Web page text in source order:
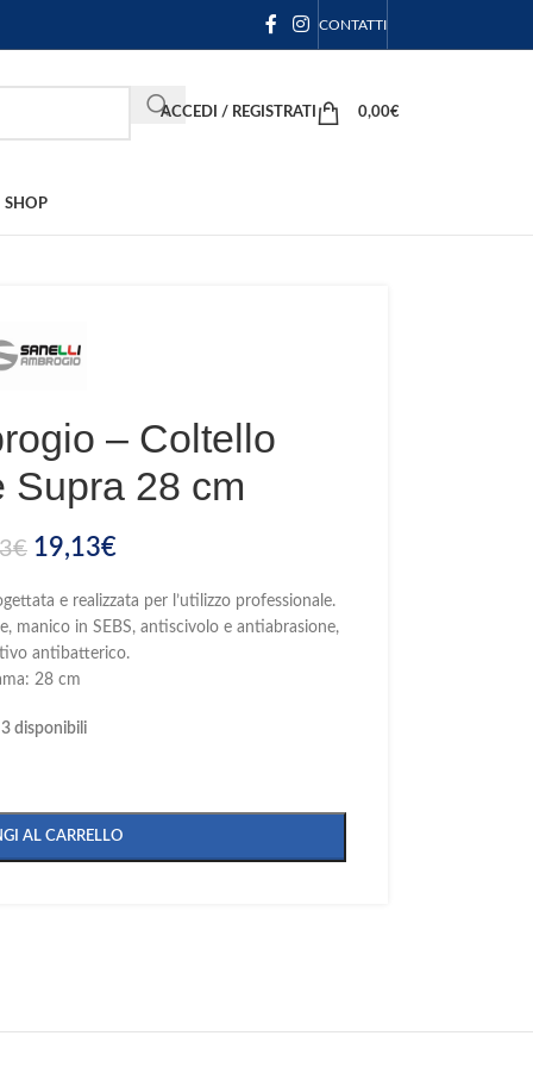
CONTATTI
ACCEDI / REGISTRATI 0,00€
SHOP
– Coltello
Supra 28 cm
€ 19,13€
e realizzata per l’utilizzo professionale.
manico in SEBS, antiscivolo e antiabrasione,
antibatterico.
28 cm
3 disponibili
AL CARRELLO